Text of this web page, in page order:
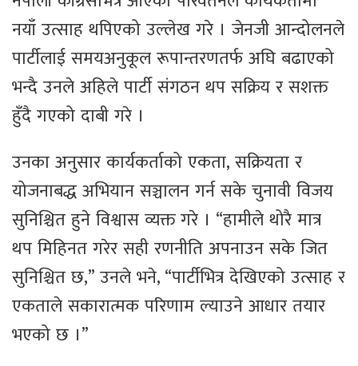
नयाँ उत्साह थपिएको उल्लेख गरे । जेनजी आन्दोलनले
पार्टीलाई समयअनुकूल रूपान्तरणतर्फ अघि बढाएको
भन्दै उनले अहिले पार्टी संगठन थप सक्रिय र सशक्त
हुँदै गएको दाबी गरे ।
उनका अनुसार कार्यकर्ताको एकता, सक्रियता र
योजनाबद्ध अभियान सञ्चालन गर्न सके चुनावी विजय
सुनिश्चित हुने विश्वास व्यक्त गरे । “हामीले थोरै मात्र
थप मिहिनत गरेर सही रणनीति अपनाउन सके जित
सुनिश्चित छ,” उनले भने, “पार्टीभित्र देखिएको उत्साह र
एकताले सकारात्मक परिणाम ल्याउने आधार तयार
भएको छ ।”